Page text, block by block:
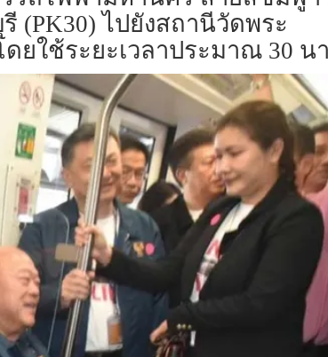
(PK30) ไปยังสถานีวัดพระ
ยใช้ระยะเวลาประมาณ 30 น